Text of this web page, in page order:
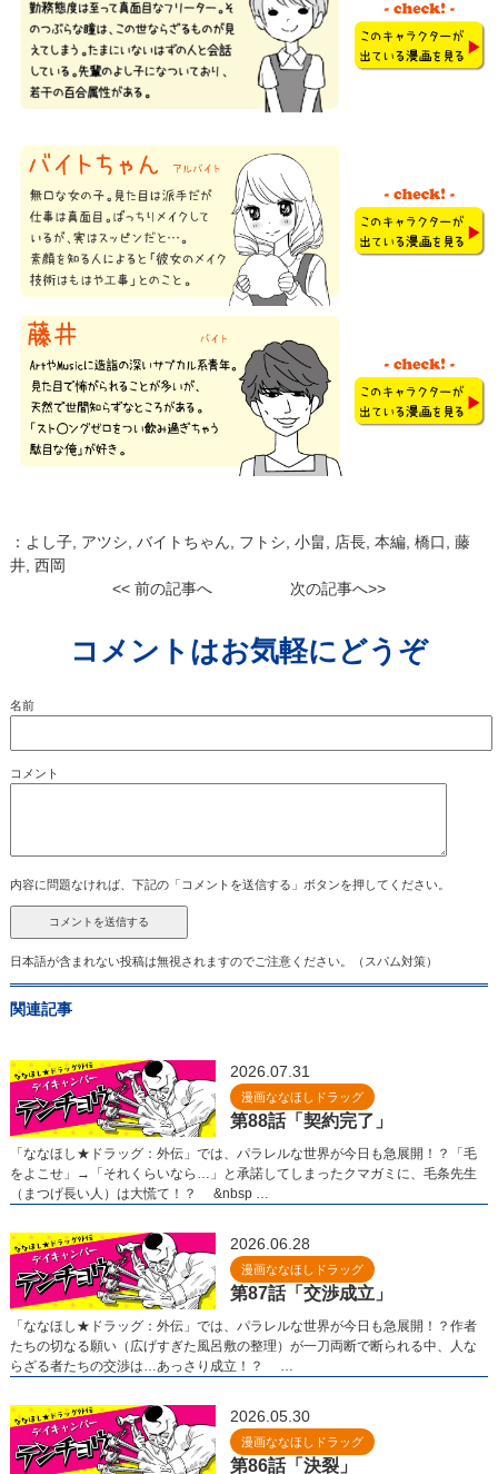
： よし子, アツシ, バイトちゃん, フトシ, 小畠, 店長, 本編, 橋口, 藤
井, 西岡
<< 前の記事へ
次の記事へ>>
コメントはお気軽にどうぞ
名前
コメント
内容に問題なければ、下記の「コメントを送信する」ボタンを押してください。
日本語が含まれない投稿は無視されますのでご注意ください。（スパム対策）
関連記事
2026.07.31
漫画ななほしドラッグ
第88話「契約完了」
「ななほし★ドラッグ：外伝」では、パラレルな世界が今日も急展開！？「毛
をよこせ」→「それくらいなら…」と承諾してしまったクマガミに、毛条先生
（まつげ長い人）は大慌て！？ &nbsp …
2026.06.28
漫画ななほしドラッグ
第87話「交渉成立」
「ななほし★ドラッグ：外伝」では、パラレルな世界が今日も急展開！？作者
たちの切なる願い（広げすぎた風呂敷の整理）が一刀両断で断られる中、人な
らざる者たちの交渉は…あっさり成立！？ …
2026.05.30
漫画ななほしドラッグ
第86話「決裂」